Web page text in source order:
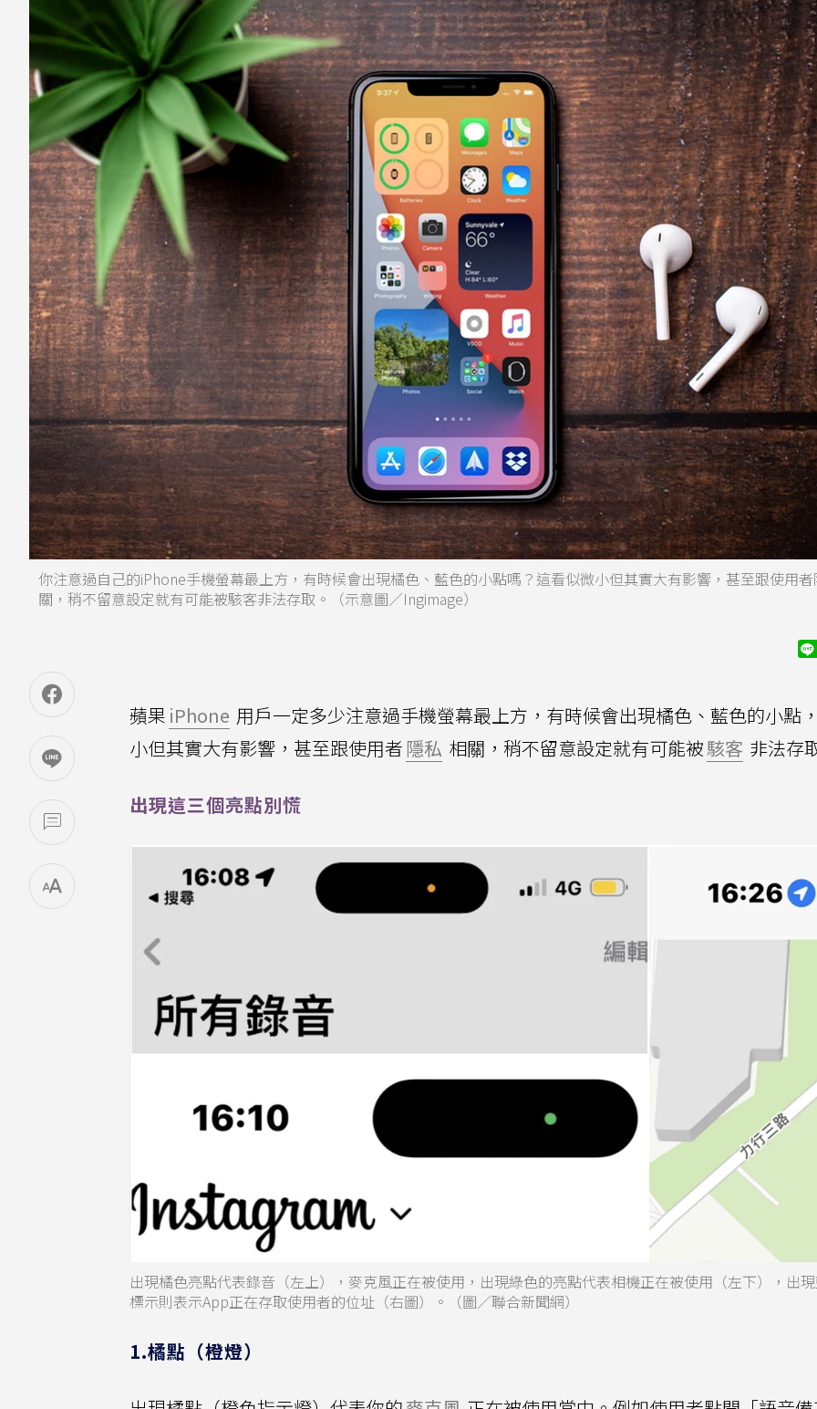
你注意過自己的iPhone手機螢幕最上方，有時候會出現橘色、藍色的小點嗎？這看似微小但其實大有影響，甚至跟使用
關，稍不留意設定就有可能被駭客非法存取。（示意圖／Ingimage）
蘋果 iPhone 用戶一定多少注意過手機螢幕最上方，有時候會出現橘色、藍色的小點
小但其實大有影響，甚至跟使用者 隱私 相關，稍不留意設定就有可能被駭客 非法存
出現這三個亮點別慌
出現橘色亮點代表錄音（左上），麥克風正在被使用，出現綠色的亮點代表相機正在被使用（左下），出
標示則表示App正在存取使用者的位址（右圖）。（圖／聯合新聞網）
1.橘點（橙燈）